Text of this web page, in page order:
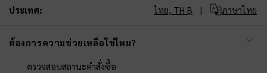
ประเทศ: ไทย, TH ฿ ภาษาไทย
ต้องการความช่วยเหลือใช่ไหม?
ตรวจสอบสถานะคำสั่งซื้อ